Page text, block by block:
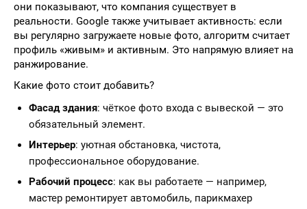
они показывают, что компания существует в
реальности. Google также учитывает активность: если
вы регулярно загружаете новые фото, алгоритм считает
профиль «живым» и активным. Это напрямую влияет на
ранжирование.
Какие фото стоит добавить?
Фасад здания: чёткое фото входа с вывеской — это
обязательный элемент.
Интерьер: уютная обстановка, чистота,
профессиональное оборудование.
Рабочий процесс: как вы работаете — например,
мастер ремонтирует автомобиль, парикмахер